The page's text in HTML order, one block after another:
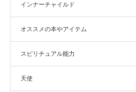
インナーチャイルド
オススメの本やアイテム
スピリチュアル能力
天使